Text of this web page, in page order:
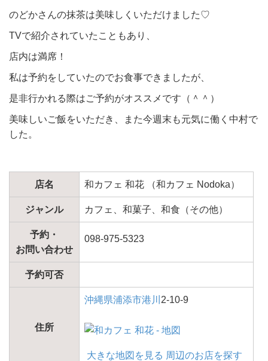
のどかさんの抹茶は美味しくいただけました♡
TVで紹介されていたこともあり、
店内は満席！
私は予約をしていたのでお食事できましたが、
是非行かれる際はご予約がオススメです（＾＾）
美味しいご飯をいただき、また今週末も元気に働く中村で
した。
店名 和カフェ 和花 （和カフェ Nodoka）
ジャンル カフェ、和菓子、和食（その他）
予約・
お問い合わせ
098-975-5323
予約可否
住所
沖縄県浦添市港川 2-10-9
大きな地図を見る 周辺のお店を探す